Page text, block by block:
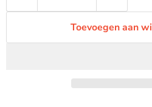
Toevoegen aan